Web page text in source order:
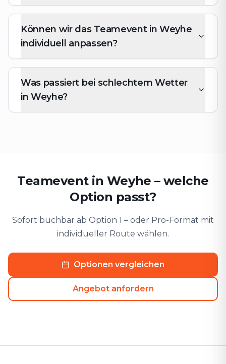
Können wir das Teamevent in Weyhe⁠
individuell anpassen?
Was passiert bei schlechtem Wetter
in Weyhe⁠?
Teamevent in Weyhe⁠ – welche
Option passt?
Sofort buchbar ab Option 1 – oder Pro-Format mit
individueller Route wählen.
Optionen vergleichen
Angebot anfordern